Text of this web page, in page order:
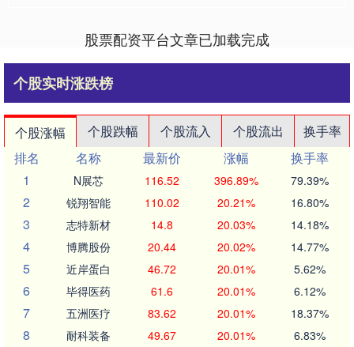
股票配资平台文章已加载完成
个股实时涨跌榜
个股涨幅 个股跌幅 个股流入 个股流出
换手率
排名
名称 最新价 涨幅
换手率
1
N展芯 116.52 396.89% 79.39%
2 锐翔智能 110.02 20.21% 16.80%
3 志特新材 14.8 20.03% 14.18%
4 博腾股份 20.44 20.02% 14.77%
5 近岸蛋白 46.72 20.01% 5.62%
6 毕得医药 61.6 20.01% 6.12%
7 五洲医疗 83.62 20.01% 18.37%
8 耐科装备 49.67 20.01% 6.83%